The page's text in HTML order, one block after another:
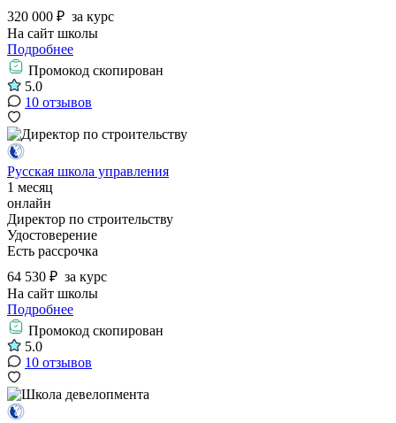
320 000 ₽ за курс
На сайт школы
Подробнее
Промокод скопирован
5.0
10 отзывов
Русская школа управления
1 месяц
онлайн
Директор по строительству
Удостоверение
Есть рассрочка
64 530 ₽ за курс
На сайт школы
Подробнее
Промокод скопирован
5.0
10 отзывов